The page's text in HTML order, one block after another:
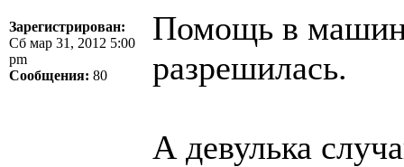
Зарегистрирован:
Сб мар 31, 2012 5:00
pm
Сообщения: 80
Помощь в
разрешилась.
А девулька